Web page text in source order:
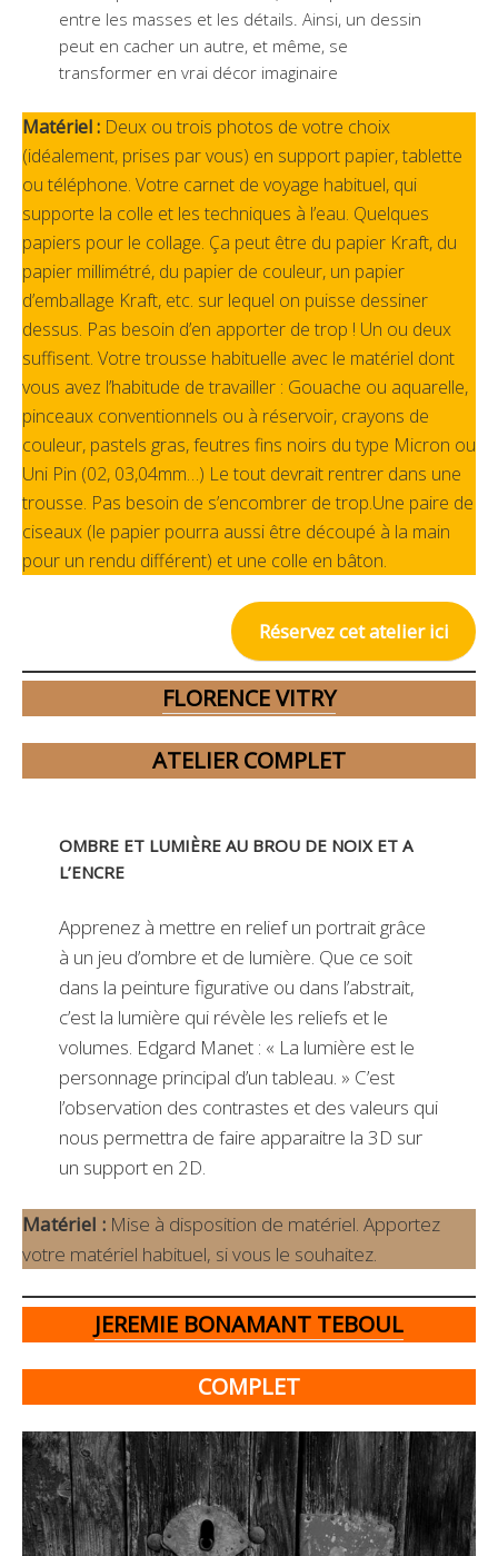
entre les masses et les détails. Ainsi, un dessin
peut en cacher un autre, et même, se
transformer en vrai décor imaginaire
Matériel : Deux ou trois photos de votre choix
(idéalement, prises par vous) en support papier, tablette
ou téléphone. Votre carnet de voyage habituel, qui
supporte la colle et les techniques à l’eau. Quelques
papiers pour le collage. Ça peut être du papier Kraft, du
papier millimétré, du papier de couleur, un papier
d’emballage Kraft, etc. sur lequel on puisse dessiner
dessus. Pas besoin d’en apporter de trop ! Un ou deux
suffisent. Votre trousse habituelle avec le matériel dont
vous avez l’habitude de travailler : Gouache ou aquarelle,
pinceaux conventionnels ou à réservoir, crayons de
couleur, pastels gras, feutres fins noirs du type Micron ou
Uni Pin (02, 03,04mm…) Le tout devrait rentrer dans une
trousse. Pas besoin de s’encombrer de trop.Une paire de
ciseaux (le papier pourra aussi être découpé à la main
pour un rendu différent) et une colle en bâton.
Réservez cet atelier ici
FLORENCE VITRY
ATELIER COMPLET
OMBRE ET LUMIÈRE AU BROU DE NOIX ET A
L’ENCRE
Apprenez à mettre en relief un portrait grâce
à un jeu d’ombre et de lumière. Que ce soit
dans la peinture figurative ou dans l’abstrait,
c’est la lumière qui révèle les reliefs et le
volumes. Edgard Manet : « La lumière est le
personnage principal d’un tableau. » C’est
l’observation des contrastes et des valeurs qui
nous permettra de faire apparaitre la 3D sur
un support en 2D.
Matériel : Mise à disposition de matériel. Apportez
votre matériel habituel, si vous le souhaitez.
JEREMIE BONAMANT TEBOUL
COMPLET